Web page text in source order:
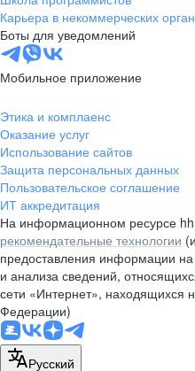
Карьера в некоммерческих
Боты для уведомлений
Мобильное приложение
Этика и комплаенс
Оказание услуг
Использование сайтов
Защита персональных данных
Пользовательское соглашение
ИТ аккредитация
На информационном ресурсе
рекомендательные технологии
предоставления информации
и анализа сведений,
сети «Интернет», находящихся
Федерации)
Русский